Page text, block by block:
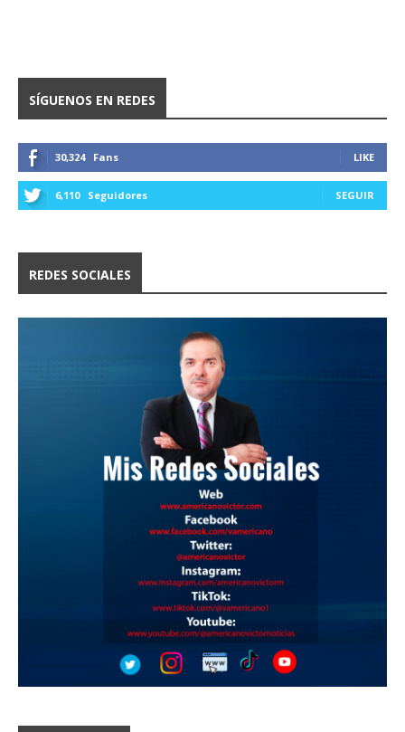
SÍGUENOS EN REDES
30,324 Fans LIKE
6,110 Seguidores SEGUIR
REDES SOCIALES